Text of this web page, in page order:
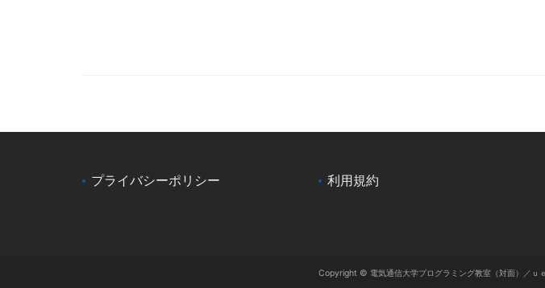
プライバシーポリシー 利用規約
Copyright © 電気通信大学プログラミング教室（対面）／ｕ